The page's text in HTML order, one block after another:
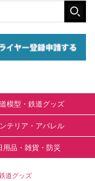
模型・鉄道グッズ
テリア・アパレル
用品・雑貨・防災
道グッズ